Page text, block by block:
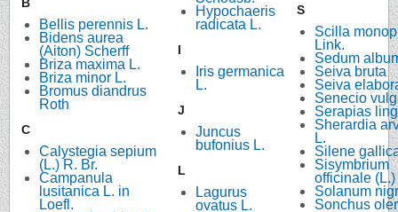
B
Bellis perennis L.
Bidens aurea
(Aiton) Scherff
Briza maxima L.
Briza minor L.
Bromus diandrus
Roth
C
Calystegia sepium
(L.) R. Br.
Campanula
lusitanica L. in
Loefl.
Hypochaeris
radicata L.
I
Iris germanica
L.
J
Juncus
bufonius L.
L
Lagurus
ovatus L.
S
Scilla
Link.
Sedum
Seiva bruta
Seiva
Senecio
Serapias
Sherardia
L.
Silene
Sisymbrium
officinale
Solanum
Sonchus